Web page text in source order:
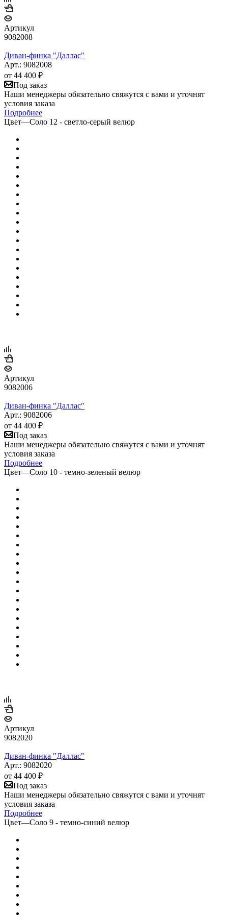
Артикул
9082008
Диван-финка "Даллас"
Арт.: 9082008
от 44 400 ₽
Под заказ
Наши менеджеры обязательно свяжутся с вами и уточнят
условия заказа
Подробнее
Цвет—Соло 12 - светло-серый велюр
Артикул
9082006
Диван-финка "Даллас"
Арт.: 9082006
от 44 400 ₽
Под заказ
Наши менеджеры обязательно свяжутся с вами и уточнят
условия заказа
Подробнее
Цвет—Соло 10 - темно-зеленый велюр
Артикул
9082020
Диван-финка "Даллас"
Арт.: 9082020
от 44 400 ₽
Под заказ
Наши менеджеры обязательно свяжутся с вами и уточнят
условия заказа
Подробнее
Цвет—Соло 9 - темно-синий велюр